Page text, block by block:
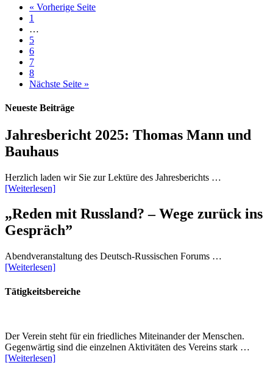
« Vorherige Seite
1
…
5
6
7
8
Nächste Seite »
Neueste Beiträge
Jahresbericht 2025: Thomas Mann und
Bauhaus
Herzlich laden wir Sie zur Lektüre des Jahresberichts …
[Weiterlesen]
„Reden mit Russland? – Wege zurück ins
Gespräch”
Abendveranstaltung des Deutsch-Russischen Forums …
[Weiterlesen]
Tätigkeitsbereiche
Der Verein steht für ein friedliches Miteinander der Menschen.
Gegenwärtig sind die einzelnen Aktivitäten des Vereins stark …
[Weiterlesen]